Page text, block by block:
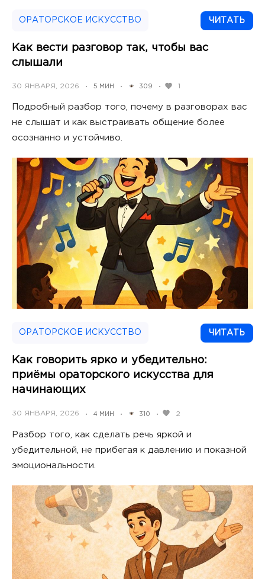
ОРАТОРСКОЕ ИСКУССТВО ЧИТАТЬ
Как вести разговор так, чтобы вас
слышали
POSTED
30 ЯНВАРЯ, 2026 • 5 МИН • 309 •
Подробный разбор того, почему в разговорах вас
не слышат и как выстраивать общение более
осознанно и устойчиво.
ОРАТОРСКОЕ ИСКУССТВО ЧИТАТЬ
Как говорить ярко и убедительно:
приёмы ораторского искусства для
начинающих
POSTED
30 ЯНВАРЯ, 2026 • 4 МИН • 310 • 2
Разбор того, как сделать речь яркой и
убедительной, не прибегая к давлению и показной
эмоциональности.